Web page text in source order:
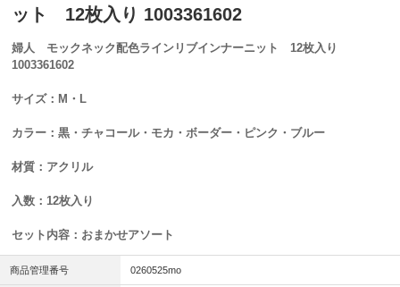
ット 12枚入り 1003361602
婦人 モックネック配色ラインリブインナーニット 12枚入り
1003361602
サイズ：M・L
カラー：黒・チャコール・モカ・ボーダー・ピンク・ブルー
材質：アクリル
入数：12枚入り
セット内容：おまかせアソート
商品管理番号 0260525mo